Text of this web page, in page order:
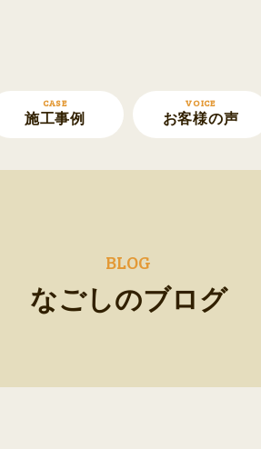
CASE
施工事例
VOICE
お客様の声
なごしのブログ
BLOG